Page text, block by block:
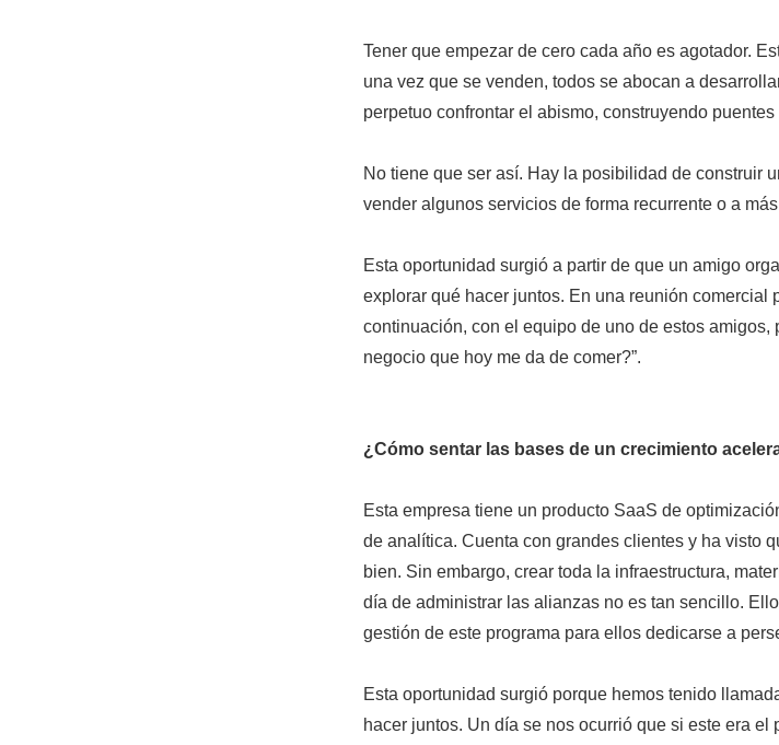
Tener que empezar de cero cada año es agotador.
una vez que se venden, todos se abocan a
perpetuo confrontar el abismo, construyendo
No tiene que ser así. Hay la posibilidad de construir
vender algunos servicios de forma recurrente o a
Esta oportunidad surgió a partir de que un amigo
explorar qué hacer juntos. En una reunión comercial
continuación, con el equipo de uno de estos amigos,
negocio que hoy me da de comer?”.
¿Cómo sentar las bases de un crecimiento
Esta empresa tiene un producto SaaS de
de analítica. Cuenta con grandes clientes y ha visto
bien. Sin embargo, crear toda la infraestructura,
día de administrar las alianzas no es tan sencillo.
gestión de este programa para ellos dedicarse a
Esta oportunidad surgió porque hemos tenido
hacer juntos. Un día se nos ocurrió que si este era